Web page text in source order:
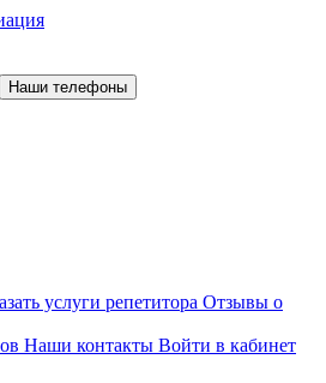
Наши телефоны
услуги репетитора Отзывы о
Наши контакты Войти в кабинет